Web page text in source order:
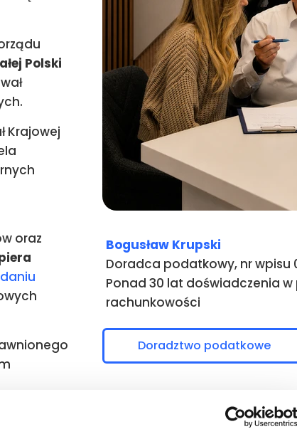
Polski
Krajowej
oraz
Bogusław Krupski
Doradca podatkowy, nr wpisu
Ponad 30 lat doświadczenia
rachunkowości
Doradztwo podatkowe